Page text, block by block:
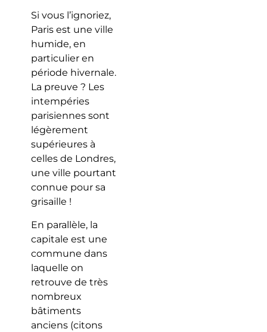
Si vous l’ignoriez,
Paris est une ville
humide, en
particulier en
période hivernale.
La preuve ? Les
intempéries
parisiennes sont
légèrement
supérieures à
celles de Londres,
une ville pourtant
connue pour sa
grisaille !
En parallèle, la
capitale est une
commune dans
laquelle on
retrouve de très
nombreux
bâtiments
anciens (citons